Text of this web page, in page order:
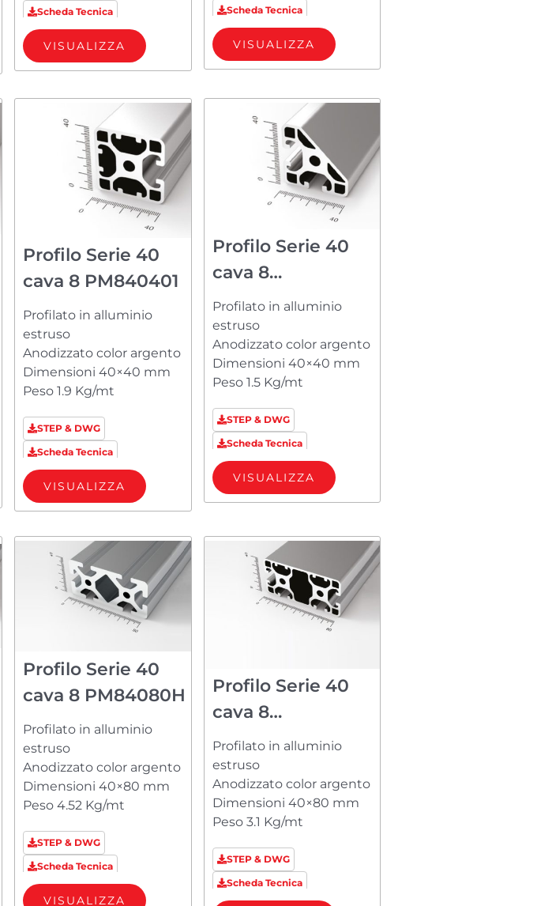
Scheda Tecnica
VISUALIZZA
Scheda Tecnica
VISUALIZZA
Profilo Serie 40
cava 8 PM840401
Profilato in alluminio
estruso
Anodizzato color argento
Dimensioni 40×40 mm
Peso 1.9 Kg/mt
STEP & DWG
Scheda Tecnica
VISUALIZZA
Profilo Serie 40
cava 8
PM84040A23
Profilato in alluminio
estruso
Anodizzato color argento
Dimensioni 40×40 mm
Peso 1.5 Kg/mt
STEP & DWG
Scheda Tecnica
VISUALIZZA
Profilo Serie 40
cava 8 PM84080H
Profilato in alluminio
estruso
Anodizzato color argento
Dimensioni 40×80 mm
Peso 4.52 Kg/mt
STEP & DWG
Scheda Tecnica
VISUALIZZA
Profilo Serie 40
cava 8
PM84080123
Profilato in alluminio
estruso
Anodizzato color argento
Dimensioni 40×80 mm
Peso 3.1 Kg/mt
STEP & DWG
Scheda Tecnica